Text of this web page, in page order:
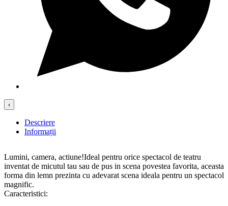
‹
Descriere
Informații
Lumini, camera, actiune!Ideal pentru orice spectacol de teatru
inventat de micutul tau sau de pus in scena povestea favorita, aceasta
forma din lemn prezinta cu adevarat scena ideala pentru un spectacol
magnific.
Caracteristici: